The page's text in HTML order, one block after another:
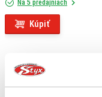
Na 5 predajniach
Kúpiť